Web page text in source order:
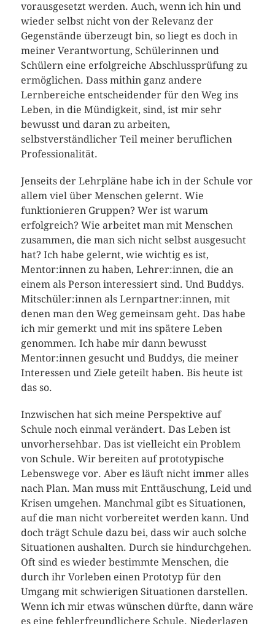
vorausgesetzt werden. Auch, wenn ich hin und
wieder selbst nicht von der Relevanz der
Gegenstände überzeugt bin, so liegt es doch in
meiner Verantwortung, Schülerinnen und
Schülern eine erfolgreiche Abschlussprüfung zu
ermöglichen. Dass mithin ganz andere
Lernbereiche entscheidender für den Weg ins
Leben, in die Mündigkeit, sind, ist mir sehr
bewusst und daran zu arbeiten,
selbstverständlicher Teil meiner beruflichen
Professionalität.
Jenseits der Lehrpläne habe ich in der Schule vor
allem viel über Menschen gelernt. Wie
funktionieren Gruppen? Wer ist warum
erfolgreich? Wie arbeitet man mit Menschen
zusammen, die man sich nicht selbst ausgesucht
hat? Ich habe gelernt, wie wichtig es ist,
Mentor:innen zu haben, Lehrer:innen, die an
einem als Person interessiert sind. Und Buddys.
Mitschüler:innen als Lernpartner:innen, mit
denen man den Weg gemeinsam geht. Das habe
ich mir gemerkt und mit ins spätere Leben
genommen. Ich habe mir dann bewusst
Mentor:innen gesucht und Buddys, die meiner
Interessen und Ziele geteilt haben. Bis heute ist
das so.
Inzwischen hat sich meine Perspektive auf
Schule noch einmal verändert. Das Leben ist
unvorhersehbar. Das ist vielleicht ein Problem
von Schule. Wir bereiten auf prototypische
Lebenswege vor. Aber es läuft nicht immer alles
nach Plan. Man muss mit Enttäuschung, Leid und
Krisen umgehen. Manchmal gibt es Situationen,
auf die man nicht vorbereitet werden kann. Und
doch trägt Schule dazu bei, dass wir auch solche
Situationen aushalten. Durch sie hindurchgehen.
Oft sind es wieder bestimmte Menschen, die
durch ihr Vorleben einen Prototyp für den
Umgang mit schwierigen Situationen darstellen.
Wenn ich mir etwas wünschen dürfte, dann wäre
es eine fehlerfreundlichere Schule. Niederlagen